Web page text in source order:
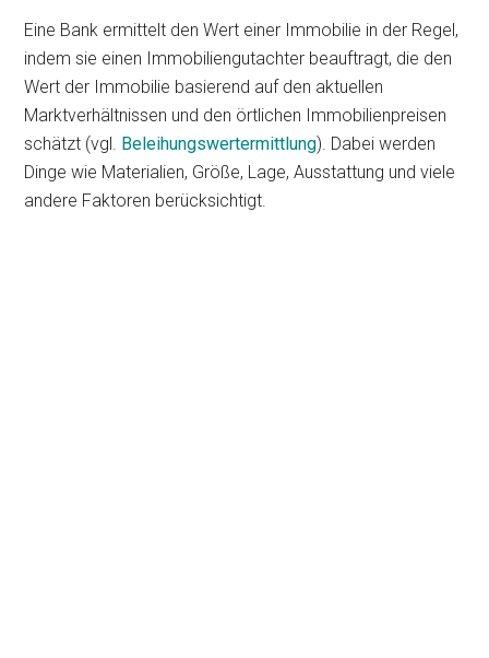
Eine Bank ermittelt den Wert einer Immobilie in der Regel,
indem sie einen Immobiliengutachter beauftragt, die den
Wert der Immobilie basierend auf den aktuellen
Marktverhältnissen und den örtlichen Immobilienpreisen
schätzt (vgl. Beleihungswertermittlung). Dabei werden
Dinge wie Materialien, Größe, Lage, Ausstattung und viele
andere Faktoren berücksichtigt.